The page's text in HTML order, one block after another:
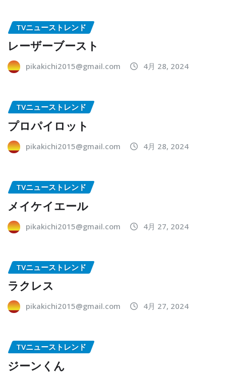
TVニューストレンド
レーザーブースト
pikakichi2015@gmail.com 4月 28, 2024
TVニューストレンド
プロパイロット
pikakichi2015@gmail.com 4月 28, 2024
TVニューストレンド
メイケイエール
pikakichi2015@gmail.com 4月 27, 2024
TVニューストレンド
ラクレス
pikakichi2015@gmail.com 4月 27, 2024
TVニューストレンド
ジーンくん